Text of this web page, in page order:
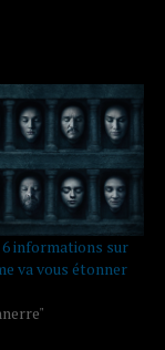
informations sur
va vous étonner